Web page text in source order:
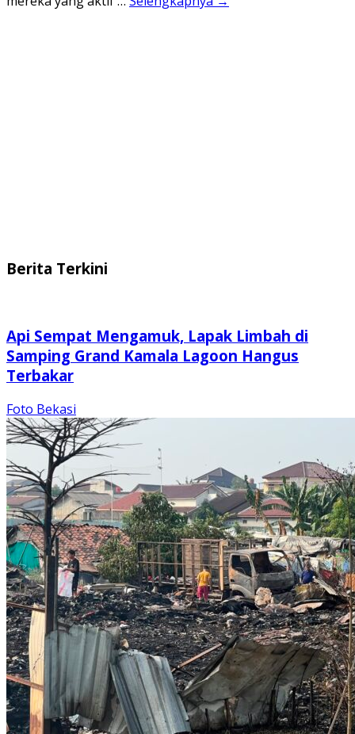
Berita Terkini
Api Sempat Mengamuk, Lapak Limbah di
Samping Grand Kamala Lagoon Hangus
Terbakar
Foto Bekasi